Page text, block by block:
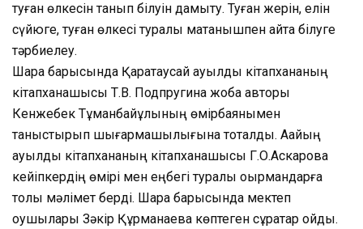
туған өлкесін танып білуін дамыту. Туған жерін, елін
сүйюге, туған өлкесі туралы мақтанышпен айта білуге
тәрбиелеу.
Шара барысында Қаратаусай ауылдық кітапхананың
кітапханашысы Т.В. Подпругина жоба авторы
Кенжебек Тұманбайұлының өмірбаянымен
таныстырып шығармашылығына тоқталды. Аққайың
ауылдық кітапхананың кітапханашысы Г.О.Аскарова
кейіпкердің өмірі мен еңбегі туралы оқырмандарға
толық мәлімет берді. Шара барысында мектеп
оқушылары Зәкір Құрманаевқа көптеген сұрақтар қойды.